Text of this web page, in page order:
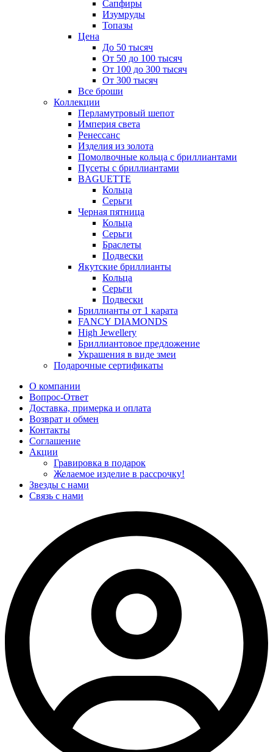
Сапфиры
Изумруды
Топазы
Цена
До 50 тысяч
От 50 до 100 тысяч
От 100 до 300 тысяч
От 300 тысяч
Все броши
Коллекции
Перламутровый шепот
Империя света
Ренессанс
Изделия из золота
Помолвочные кольца с бриллиантами
Пусеты с бриллиантами
BAGUETTE
Кольца
Серьги
Черная пятница
Кольца
Серьги
Браслеты
Подвески
Якутские бриллианты
Кольца
Серьги
Подвески
Бриллианты от 1 карата
FANCY DIAMONDS
High Jewellery
Бриллиантовое предложение
Украшения в виде змеи
Подарочные сертификаты
О компании
Вопрос-Ответ
Доставка, примерка и оплата
Возврат и обмен
Контакты
Соглашение
Акции
Гравировка в подарок
Желаемое изделие в рассрочку!
Звезды с нами
Связь с нами